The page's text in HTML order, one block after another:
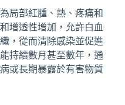
局部紅腫、熱、疼痛和
增透性增加，允許白血
，從而清除感染並促進
持續數月甚至數年，通
或長期暴露於有害物質